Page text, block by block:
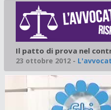
Il patto di prova nel
23 ottobre 2012 -